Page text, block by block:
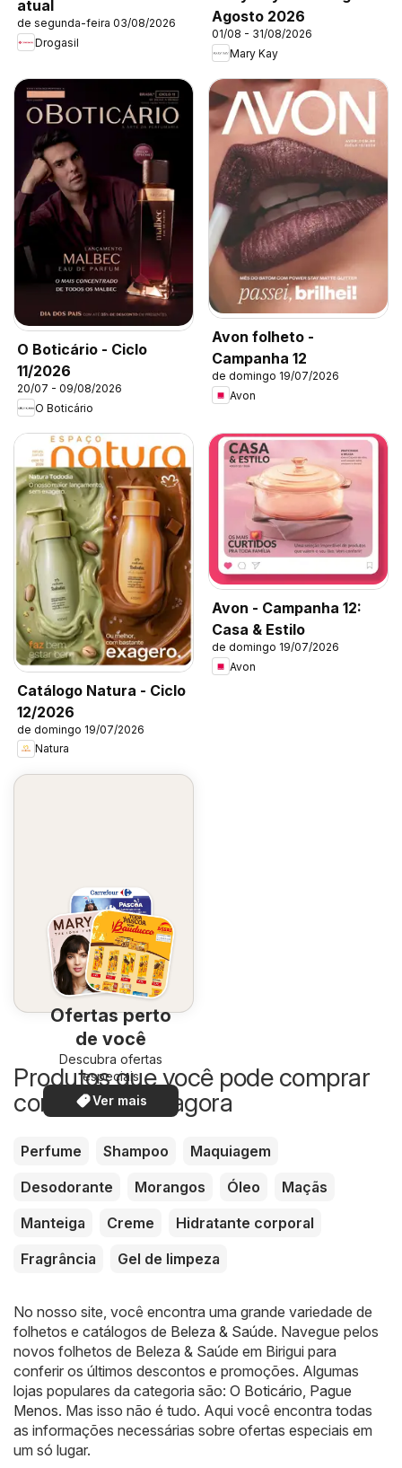
atual
de segunda-feira 03/08/2026
Drogasil
Agosto 2026
01/08 - 31/08/2026
Mary Kay
O Boticário - Ciclo
11/2026
20/07 - 09/08/2026
O Boticário
Avon folheto -
Campanha 12
de domingo 19/07/2026
Avon
Catálogo Natura - Ciclo
12/2026
de domingo 19/07/2026
Natura
Avon - Campanha 12:
Casa & Estilo
de domingo 19/07/2026
Avon
Ofertas perto
de você
Descubra ofertas
especiais
Ver mais
Produtos que você pode comprar
com desconto agora
Perfume Shampoo
Maquiagem
Desodorante
Morangos Óleo
Maçãs
Manteiga
Creme
Hidratante corporal
Fragrância
Gel de limpeza
No nosso site, você encontra uma grande variedade de
folhetos e catálogos de Beleza & Saúde. Navegue pelos
novos folhetos de Beleza & Saúde em Birigui para
conferir os últimos descontos e promoções. Algumas
lojas populares da categoria são: O Boticário Pague
Menos. Mas isso não é tudo. Aqui você encontra todas
as informações necessárias sobre ofertas especiais em
um só lugar.